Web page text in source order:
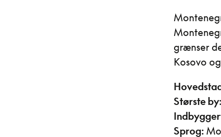
grænser
Kosovo
Største by:
Sprog: